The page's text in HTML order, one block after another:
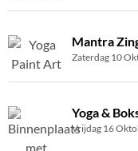
Mantra
Zaterdag 10
Yoga &
Vrijdag 16